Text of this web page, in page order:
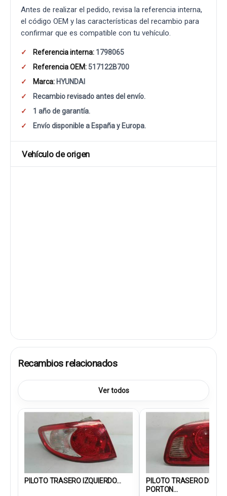
Antes de realizar el pedido, revisa la referencia interna,
el código OEM y las características del recambio para
confirmar que es compatible con tu vehículo.
Referencia interna: 1798065
Referencia OEM: 517122B700
Marca: HYUNDAI
Recambio revisado antes del envío.
1 año de garantía.
Envío disponible a España y Europa.
Vehículo de origen
Recambios relacionados
Ver todos
PILOTO TRASERO IZQUIERDO...
PILOTO TRASERO
PORTON...